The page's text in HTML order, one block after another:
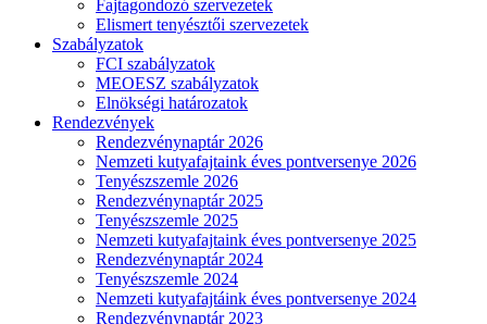
Fajtagondozó szervezetek
Elismert tenyésztői szervezetek
Szabályzatok
FCI szabályzatok
MEOESZ szabályzatok
Elnökségi határozatok
Rendezvények
Rendezvénynaptár 2026
Nemzeti kutyafajtaink éves pontversenye 2026
Tenyészszemle 2026
Rendezvénynaptár 2025
Tenyészszemle 2025
Nemzeti kutyafajtaink éves pontversenye 2025
Rendezvénynaptár 2024
Tenyészszemle 2024
Nemzeti kutyafajtáink éves pontversenye 2024
Rendezvénynaptár 2023